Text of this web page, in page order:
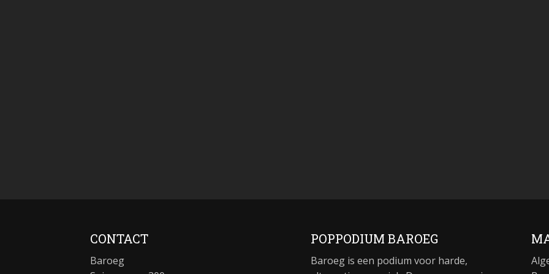
CONTACT
Baroeg
POPPODIUM BAROEG
Baroeg is een podium voor harde,